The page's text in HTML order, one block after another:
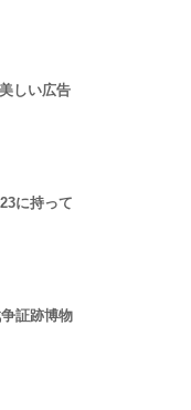
しい広告
に持って
証跡博物